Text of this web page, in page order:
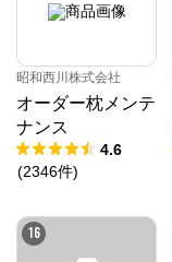
昭和西川株式会社
オーダー枕メンテ
ナンス
4.6
(2346件)
16